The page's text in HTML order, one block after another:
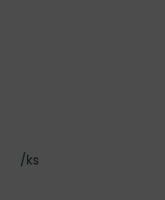
Cena za kus
/ks